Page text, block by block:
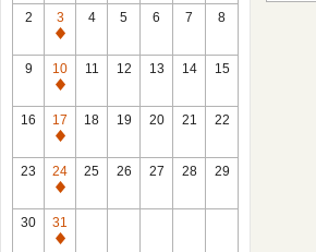
2
3
休
館
日
4 5 6 7 8
9
10
休
館
日
11 12 13 14 15
16
17
休
館
日
18 19 20 21 22
23
24
休
館
日
25 26 27 28 29
30
31
休